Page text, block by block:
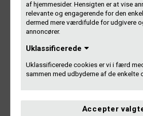
af hjemmesider. Hensigten er at vise
relevante og engagerende for den
dermed mere værdifulde for udgivere
annoncører.
Uklassificerede
Uklassificerede cookies er vi i færd
sammen med udbyderne af de enkelte
Accepter
Spørgsmål?
Har du spørgsmål, kan du altid ringe
Er du i tvivl om, hvad du skal anmelde,
specifikt internationalt repertoire, kan
vores internationale team på
repertoire@gramex.dk